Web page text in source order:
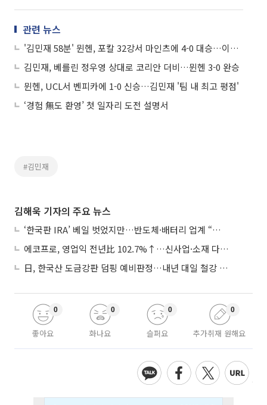
관련 뉴스
'김민재 58분' 뮌헨, 포칼 32강서 마인츠에 4-0 대승…이재성·홍현석 결장
김민재, 베를린 정우영 상대로 코리안 더비…뮌헨 3-0 완승
뮌헨, UCL서 벤피카에 1-0 신승…김민재 '팀 내 최고 평점'
‘경험 無도 환영’ 첫 일자리 도전 설명서
#김민재
김해욱 기자의 주요 뉴스
‘한국판 IRA’ 베일 벗었지만…반도체·배터리 업계 “시행령이 관건”
에코프로, 영업익 전년比 102.7%↑…신사업·소재 다각화 박차
日, 한국산 도금강판 덤핑 예비판정…내년 대일 철강 수출 ‘빨간불’
좋아요
0
화나요
0
슬퍼요
0
추가취재 원해요
0